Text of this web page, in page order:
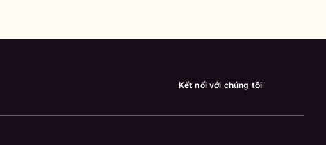
Kết nối với chúng tôi